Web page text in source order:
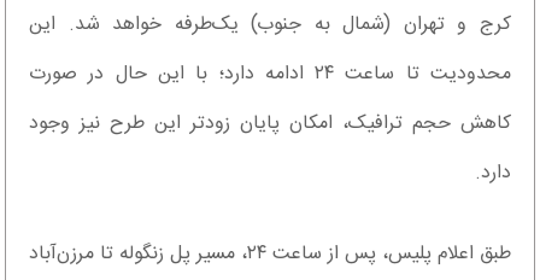
کرج و تهران (شمال به جنوب) یک‌طرفه خواهد شد. این
محدودیت تا ساعت ۲۴ ادامه دارد؛ با این حال در صورت
کاهش حجم ترافیک، امکان پایان زودتر این طرح نیز وجود
دارد.
طبق اعلام پلیس، پس از ساعت ۲۴، مسیر پل زنگوله تا مرزن‌آباد